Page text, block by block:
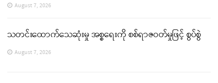
August 7, 2026
သတင်းထောက်သေဆုံးမှု အစ္စရေးကို စစ်ရာဇဝတ်မှုဖြင့် စွပ်စွဲ
August 7, 2026